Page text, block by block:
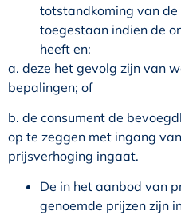
totstandkoming van de
toegestaan indien de
heeft en:
a. deze het gevolg zijn van
bepalingen; of
b. de consument de
op te zeggen met ingang
prijsverhoging ingaat.
De in het aanbod van
genoemde prijzen zijn